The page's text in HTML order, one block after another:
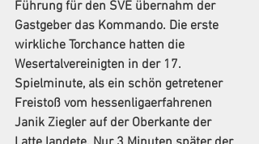
Führung für den SVE übernahm der
Gastgeber das Kommando. Die erste
wirkliche Torchance hatten die
Wesertalvereinigten in der 17.
Spielminute, als ein schön getretener
Freistoß vom hessenligaerfahrenen
Janik Ziegler auf der Oberkante der